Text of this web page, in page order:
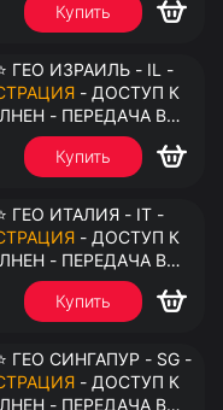
Купить
ГЕО ИЗРАИЛЬ - IL -
- ДОСТУП К
- ПЕРЕДАЧА В
Купить
ГЕО ИТАЛИЯ - IT -
- ДОСТУП К
- ПЕРЕДАЧА В
Купить
ГЕО СИНГАПУР - SG -
- ДОСТУП К
- ПЕРЕДАЧА В